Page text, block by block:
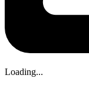
Loading...